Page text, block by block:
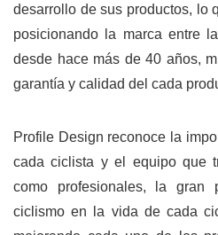
desarrollo de sus productos, lo
posicionando la marca entre
desde hace más de 40 años,
garantía y calidad del cada
Profile Design reconoce la
cada ciclista y el equipo que
como profesionales, la gran
ciclismo en la vida de cada